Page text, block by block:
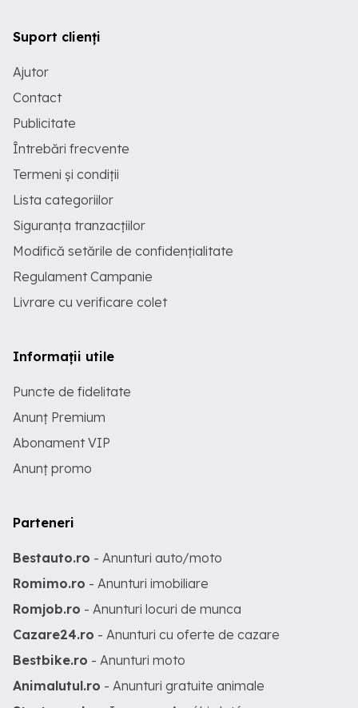
Suport clienți
Ajutor
Contact
Publicitate
Întrebări frecvente
Termeni și condiții
Lista categoriilor
Siguranța tranzacțiilor
Modifică setările de confidențialitate
Regulament Campanie
Livrare cu verificare colet
Informații utile
Puncte de fidelitate
Anunț Premium
Abonament VIP
Anunț promo
Parteneri
Bestauto.ro - Anunturi auto/moto
Romimo.ro - Anunturi imobiliare
Romjob.ro - Anunturi locuri de munca
Cazare24.ro - Anunturi cu oferte de cazare
Bestbike.ro - Anunturi moto
Animalutul.ro - Anunturi gratuite animale